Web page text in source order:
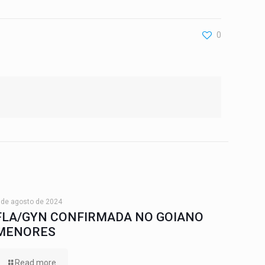
0
agosto de 2024
GYN CONFIRMADA NO GOIANO
Read more